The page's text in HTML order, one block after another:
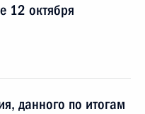
12 октября
данного по итогам